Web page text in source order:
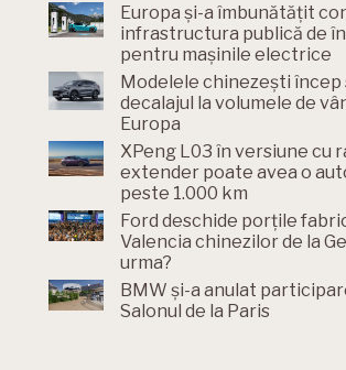
Europa și-a îmbunătățit
infrastructura publică de
pentru mașinile electrice
Modelele chinezești încep
decalajul la volumele de
Europa
XPeng L03 în versiune cu
extender poate avea o
peste 1.000 km
Ford deschide porțile
Valencia chinezilor de la
urma?
BMW și-a anulat
Salonul de la Paris